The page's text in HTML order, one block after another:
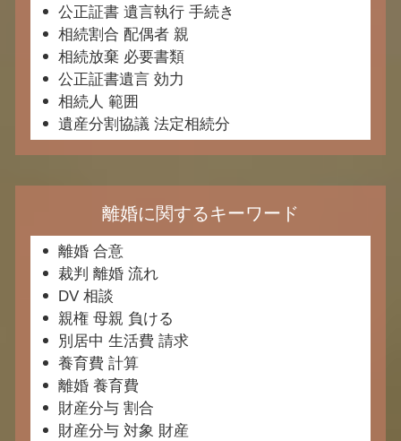
公正証書 遺言執行 手続き
相続割合 配偶者 親
相続放棄 必要書類
公正証書遺言 効力
相続人 範囲
遺産分割協議 法定相続分
離婚に関するキーワード
離婚 合意
裁判 離婚 流れ
DV 相談
親権 母親 負ける
別居中 生活費 請求
養育費 計算
離婚 養育費
財産分与 割合
財産分与 対象 財産